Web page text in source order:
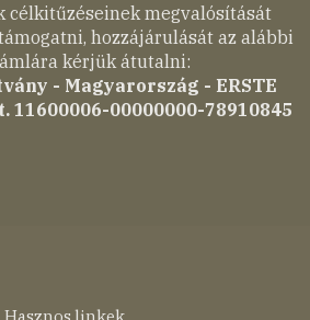
célkitűzéseinek megvalósítását
hozzájárulását az alábbi
kérjük átutalni:
- Magyarország - ERSTE
11600006-00000000-78910845